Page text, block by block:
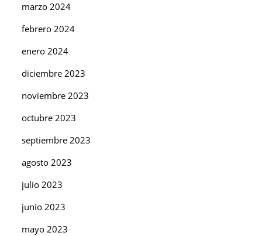
marzo 2024
febrero 2024
enero 2024
diciembre 2023
noviembre 2023
octubre 2023
septiembre 2023
agosto 2023
julio 2023
junio 2023
mayo 2023